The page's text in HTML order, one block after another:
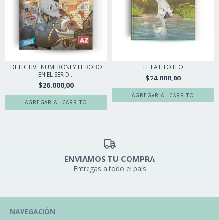
DETECTIVE NUMERONI Y EL ROBO
EN EL SER D...
$26.000,00
EL PATITO FEO
$24.000,00
ENVIAMOS TU COMPRA
Entregas a todo el país
NAVEGACIÓN